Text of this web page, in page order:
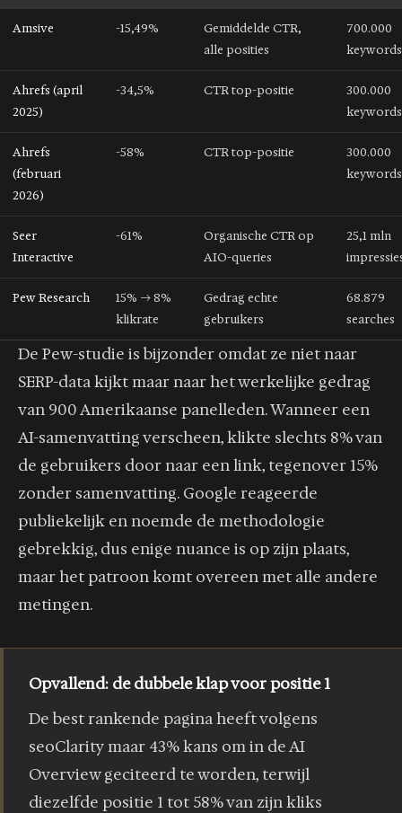
Amsive -15,49%
Gemiddelde CTR,
alle posities
700.000
keywords
Ahrefs (april
2025)
-34,5% CTR top-positie
300.000
keywords
Ahrefs
(februari
2026)
-58% CTR top-positie
300.000
keywords
Seer
Interactive
-61%
Organische CTR op
AIO-queries
25,1 mln
Pew Research
15% → 8%
klikrate
Gedrag echte
gebruikers
68.879
searches
De Pew-studie is bijzonder omdat ze niet naar
SERP-data kijkt maar naar het werkelijke gedrag
van 900 Amerikaanse panelleden. Wanneer een
AI-samenvatting verscheen, klikte slechts 8% van
de gebruikers door naar een link, tegenover 15%
zonder samenvatting. Google reageerde
publiekelijk en noemde de methodologie
gebrekkig, dus enige nuance is op zijn plaats,
maar het patroon komt overeen met alle andere
metingen.
Opvallend: de dubbele klap voor positie 1
De best rankende pagina heeft volgens
seoClarity maar 43% kans om in de AI
Overview geciteerd te worden, terwijl
diezelfde positie 1 tot 58% van zijn kliks